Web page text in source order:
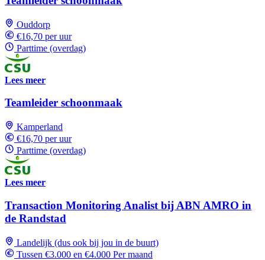
Ouddorp
€16,70 per uur
Parttime (overdag)
Lees meer
Teamleider schoonmaak
Kamperland
€16,70 per uur
Parttime (overdag)
Lees meer
Transaction Monitoring Analist bij ABN AMRO in
de Randstad
Landelijk (dus ook bij jou in de buurt)
Tussen €3.000 en €4.000 Per maand